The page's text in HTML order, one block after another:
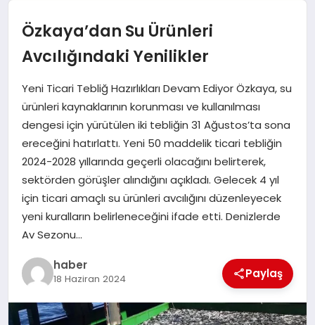
YAŞAM
GÜNDEM
EĞITIM
Özkaya’dan Su Ürünleri
Avcılığındaki Yenilikler
Yeni Ticari Tebliğ Hazırlıkları Devam Ediyor Özkaya, su
ürünleri kaynaklarının korunması ve kullanılması
dengesi için yürütülen iki tebliğin 31 Ağustos’ta sona
ereceğini hatırlattı. Yeni 50 maddelik ticari tebliğin
2024-2028 yıllarında geçerli olacağını belirterek,
sektörden görüşler alındığını açıkladı. Gelecek 4 yıl
için ticari amaçlı su ürünleri avcılığını düzenleyecek
yeni kuralların belirleneceğini ifade etti. Denizlerde
Av Sezonu…
haber
18 Haziran 2024 Paylaş